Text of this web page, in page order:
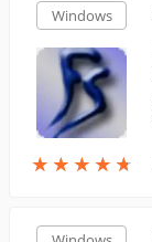
Windows
★ ★ ★ ★ ★
★ ★ ★ ★ ★